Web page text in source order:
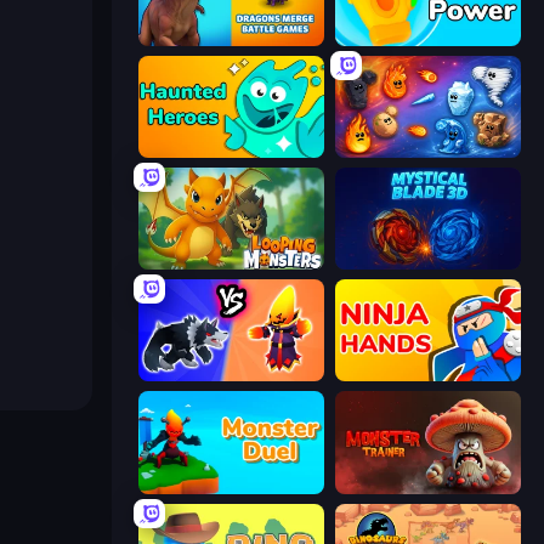
Dragons Merge: Battle Games Glove Power
Haunted Heroes Elemental Merge
Looping Monsters Mystical Blade
Merge Battle Tactics Ninja Hands
Monster Duel Monster Trainer: Catching Game